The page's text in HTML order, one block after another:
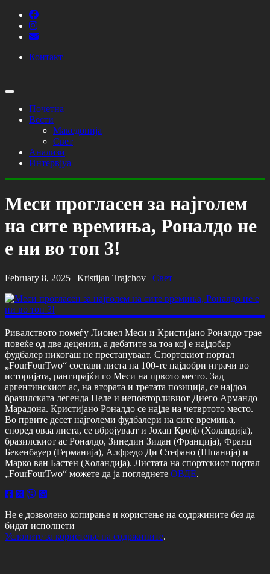
Контакт
Почетна
Вести
Македонија
Свет
Анализи
Интервјуа
Меси прогласен за најголем
на сите времиња, Роналдо не
е ни во топ 3!
February 8, 2025 | Kristijan Trajchov | Свет
Ривалството помеѓу Лионел Меси и Кристијано Роналдо трае
повеќе од две децении, а дебатите за тоа кој е најдобар
фудбалер никогаш не престануваат. Спортскиот портал
„FourFourTwo“ состави листа на 100-те најдобри играчи во
историјата, рангирајќи го Меси на првото место. Зад
аргентинскиот ас, на втората и третата позиција, се најдоа
бразилската легенда Пеле и неповторливиот Диего Армандо
Марадона. Кристијано Роналдо се најде на четвртото место.
Во првите десет најголеми фудбалери на сите времиња,
според оваа листа, се вбројуваат и Јохан Кројф (Холандија),
бразилскиот ас Роналдо, Зинедин Зидан (Франција), Франц
Бекенбауер (Германија), Алфредо Ди Стефано (Шпанија) и
Марко ван Бастен (Холандија). Листата на спортскиот портал
„FourFourTwo“ можете да ја погледнете ОВДЕ.
Не е дозволено копирање и користење на содржините без да
бидат исполнети
Условите за користење на содржините.